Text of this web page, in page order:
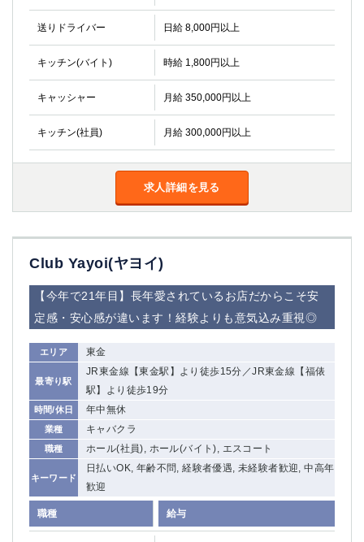
送りドライバー 日給 8,000円以上
キッチン(バイト) 時給 1,800円以上
キャッシャー 月給 350,000円以上
キッチン(社員) 月給 300,000円以上
求人詳細を見る
Club Yayoi(ヤヨイ)
【今年で21年目】長年愛されているお店だからこそ安
定感・安心感が違います！経験よりも意気込み重視◎
エリア 東金
最寄り駅
JR東金線【東金駅】より徒歩15分／JR東金線【福俵
駅】より徒歩19分
時間/休日 年中無休
業種 キャバクラ
職種 ホール(社員), ホール(バイト), エスコート
キーワード
日払いOK, 年齢不問, 経験者優遇, 未経験者歓迎, 中高年
歓迎
職種 給与
金町
大井町
大泉学園
下赤塚
竹ノ塚
三鷹
亀戸
水道橋
祖師ヶ谷大蔵
小岩
湯島
久米川
西麻布
関内
本厚木
新横浜
藤沢
平塚
小田原
関内・馬車道・日ノ出町 武蔵新城
元住吉
戸塚
大船
厚木
横須賀
桜木町
埼玉県